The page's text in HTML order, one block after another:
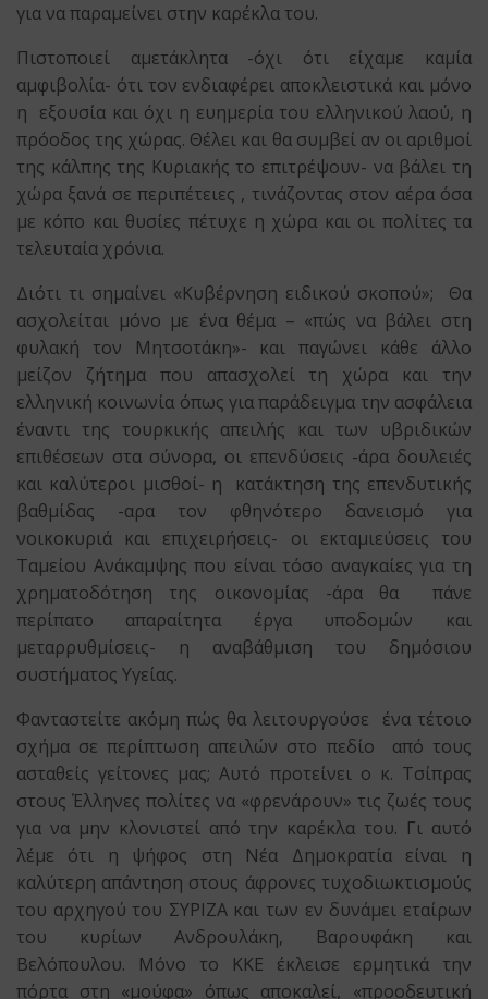
για να παραμείνει στην καρέκλα του.
Πιστοποιεί αμετάκλητα -όχι ότι είχαμε καμία
αμφιβολία- ότι τον ενδιαφέρει αποκλειστικά και μόνο
η εξουσία και όχι η ευημερία του ελληνικού λαού, η
πρόοδος της χώρας. Θέλει και θα συμβεί αν οι αριθμοί
της κάλπης της Κυριακής το επιτρέψουν- να βάλει τη
χώρα ξανά σε περιπέτειες , τινάζοντας στον αέρα όσα
με κόπο και θυσίες πέτυχε η χώρα και οι πολίτες τα
τελευταία χρόνια.
Διότι τι σημαίνει «Κυβέρνηση ειδικού σκοπού»; Θα
ασχολείται μόνο με ένα θέμα – «πώς να βάλει στη
φυλακή τον Μητσοτάκη»- και παγώνει κάθε άλλο
μείζον ζήτημα που απασχολεί τη χώρα και την
ελληνική κοινωνία όπως για παράδειγμα την ασφάλεια
έναντι της τουρκικής απειλής και των υβριδικών
επιθέσεων στα σύνορα, οι επενδύσεις -άρα δουλειές
και καλύτεροι μισθοί- η κατάκτηση της επενδυτικής
βαθμίδας -αρα τον φθηνότερο δανεισμό για
νοικοκυριά και επιχειρήσεις- οι εκταμιεύσεις του
Ταμείου Ανάκαμψης που είναι τόσο αναγκαίες για τη
χρηματοδότηση της οικονομίας -άρα θα πάνε
περίπατο απαραίτητα έργα υποδομών και
μεταρρυθμίσεις- η αναβάθμιση του δημόσιου
συστήματος Υγείας.
Φανταστείτε ακόμη πώς θα λειτουργούσε ένα τέτοιο
σχήμα σε περίπτωση απειλών στο πεδίο από τους
ασταθείς γείτονες μας; Αυτό προτείνει ο κ. Τσίπρας
στους Έλληνες πολίτες να «φρενάρουν» τις ζωές τους
για να μην κλονιστεί από την καρέκλα του. Γι αυτό
λέμε ότι η ψήφος στη Νέα Δημοκρατία είναι η
καλύτερη απάντηση στους άφρονες τυχοδιωκτισμούς
του αρχηγού του ΣΥΡΙΖΑ και των εν δυνάμει εταίρων
του κυρίων Ανδρουλάκη, Βαρουφάκη και
Βελόπουλου. Μόνο το ΚΚΕ έκλεισε ερμητικά την
πόρτα στη «μούφα» όπως αποκαλεί, «προοδευτική